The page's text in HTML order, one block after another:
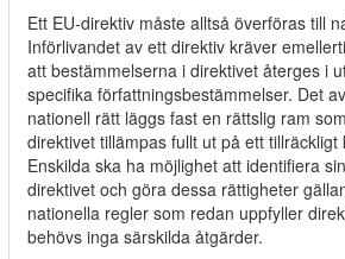
Ett EU-direktiv måste alltså överföras till
Införlivandet av ett direktiv kräver
att bestämmelserna i direktivet återges i
specifika författningsbestämmelser. Det
nationell rätt läggs fast en rättslig ram
direktivet tillämpas fullt ut på ett
Enskilda ska ha möjlighet att identifiera
direktivet och göra dessa rättigheter
nationella regler som redan uppfyller
behövs inga särskilda åtgärder.